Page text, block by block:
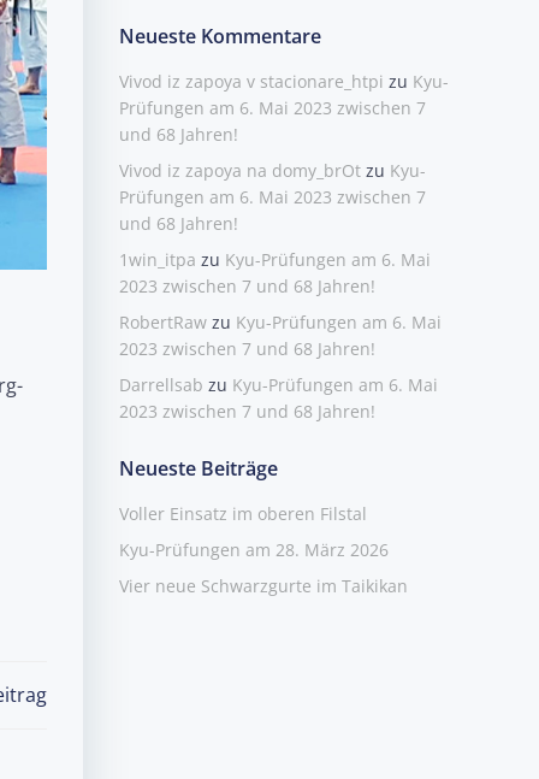
Neueste Kommentare
Vivod iz zapoya v stacionare_htpi zu Kyu-
Prüfungen am 6. Mai 2023 zwischen 7
und 68 Jahren!
Vivod iz zapoya na domy_brOt zu Kyu-
Prüfungen am 6. Mai 2023 zwischen 7
und 68 Jahren!
1win_itpa zu Kyu-Prüfungen am 6. Mai
2023 zwischen 7 und 68 Jahren!
RobertRaw zu Kyu-Prüfungen am 6. Mai
2023 zwischen 7 und 68 Jahren!
Darrellsab zu Kyu-Prüfungen am 6. Mai
2023 zwischen 7 und 68 Jahren!
Neueste Beiträge
Voller Einsatz im oberen Filstal
Kyu-Prüfungen am 28. März 2026
Vier neue Schwarzgurte im Taikikan